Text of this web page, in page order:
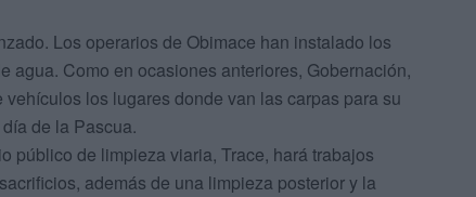
Los operarios de Obimace han instalado los
Como en ocasiones anteriores, Gobernación,
los lugares donde van las carpas para su
de la Pascua.
público de limpieza viaria, Trace, hará trabajos
además de una limpieza posterior y la